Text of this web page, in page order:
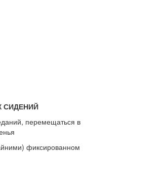
СИДЕНИЙ
перемещаться в
фиксированном